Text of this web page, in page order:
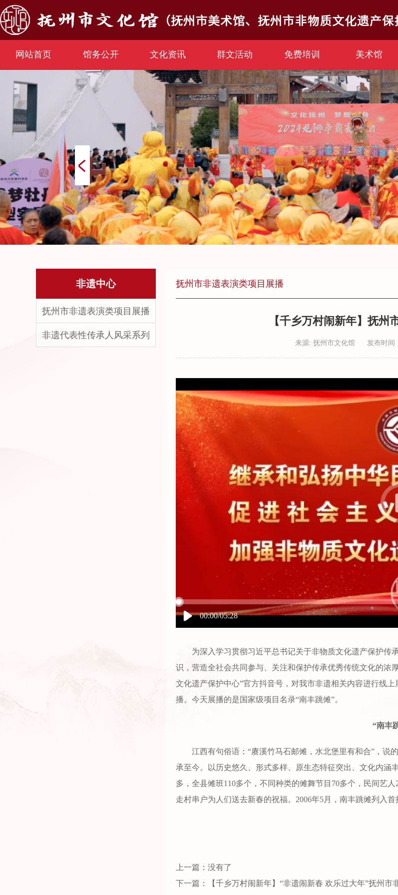
网站首页 馆务公开 文化资讯 群文活动 免费培训 美术馆
非遗中心
抚州市非遗表演类项目展播
非遗代表性传承人风采系列
抚州市非遗表演类项目展播
【千乡万村闹新年】抚州
来源: 抚州市文化馆 发布时间
00:00/05:28
为深入学习贯彻习近平总书记关于非物质文化遗产保护传
识，营造全社会共同参与、关注和保护传承优秀传统文化的浓
文化遗产保护中心”官方抖音号，对我市非遗相关内容进行线
播。今天展播的是国家级项目名录“南丰跳傩”。
“南丰
江西有句俗语：“赓溪竹马石邮傩，水北堡里有和合”，说
承至今。以历史悠久、形式多样、原生态特征突出、文化内涵
多，全县傩班110多个，不同种类的傩舞节目70多个，民间艺
走村串户为人们送去新春的祝福。2006年5月，南丰跳傩列入首
上一篇：没有了
下一篇：【千乡万村闹新年】“非遗闹新春 欢乐过大年”抚州市